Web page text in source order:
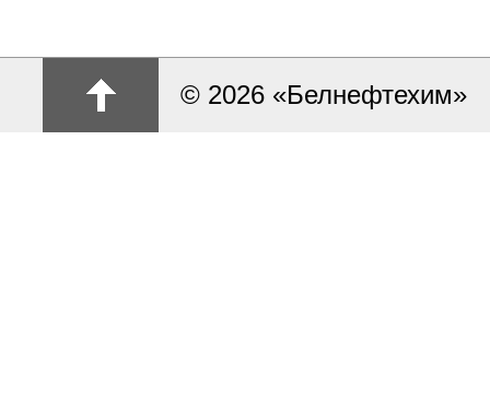
© 2026 «Белнефтехим»